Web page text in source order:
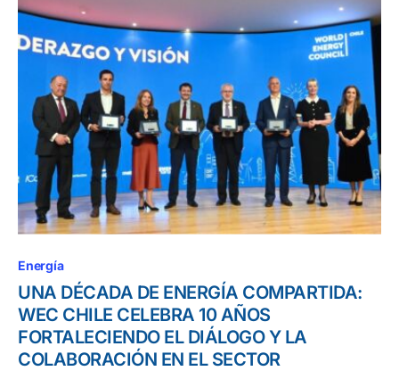
Energía
UNA DÉCADA DE ENERGÍA COMPARTIDA:
WEC CHILE CELEBRA 10 AÑOS
FORTALECIENDO EL DIÁLOGO Y LA
COLABORACIÓN EN EL SECTOR